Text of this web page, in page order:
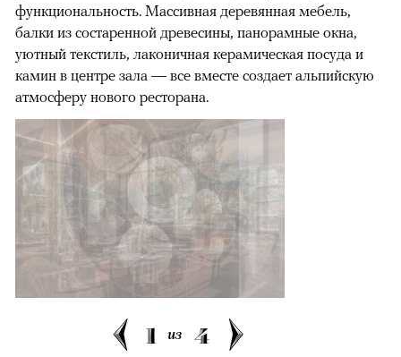
функциональность. Массивная деревянная мебель,
балки из состаренной древесины, панорамные окна,
уютный текстиль, лаконичная керамическая посуда и
камин в центре зала — все вместе создает альпийскую
атмосферу нового ресторана.
1 из 4